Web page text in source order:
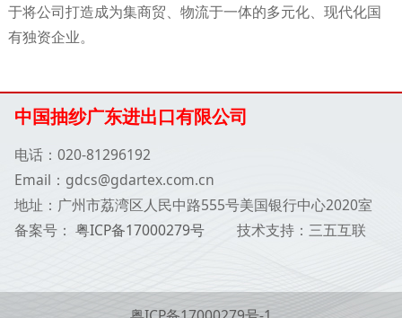
于将公司打造成为集商贸、物流于一体的多元化、现代化国
有独资企业。
中国抽纱广东进出口有限公司
电话：020-81296192
Email：gdcs@gdartex.com.cn
地址：广州市荔湾区人民中路555号美国银行中心2020室
备案号： 粤ICP备17000279号 技术支持：三五互联